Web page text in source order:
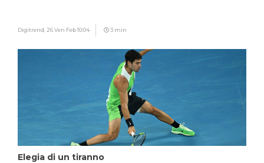
Digitrend, 26 Ven Feb 10:04 3 min
Elegia di un tiranno